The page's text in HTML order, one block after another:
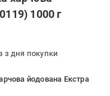
1000 г
з дня покупки
йодована Екстра